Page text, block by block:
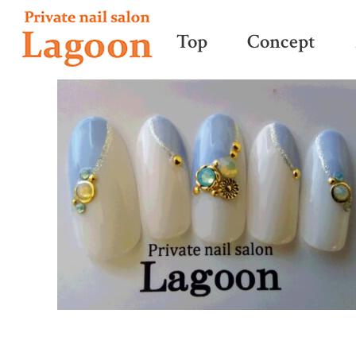
Top Concept